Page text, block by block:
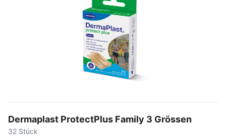
Dermaplast ProtectPlus Family 3 Grössen
32 Stück